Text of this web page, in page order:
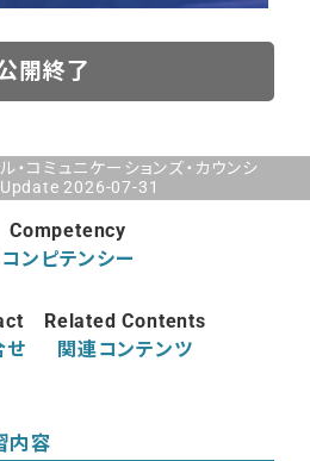
開終了
コミュニケーションズ・カウンシ
2026-07-31
Competency
コンピテンシー
せ
Related Contents
関連コンテンツ
内容